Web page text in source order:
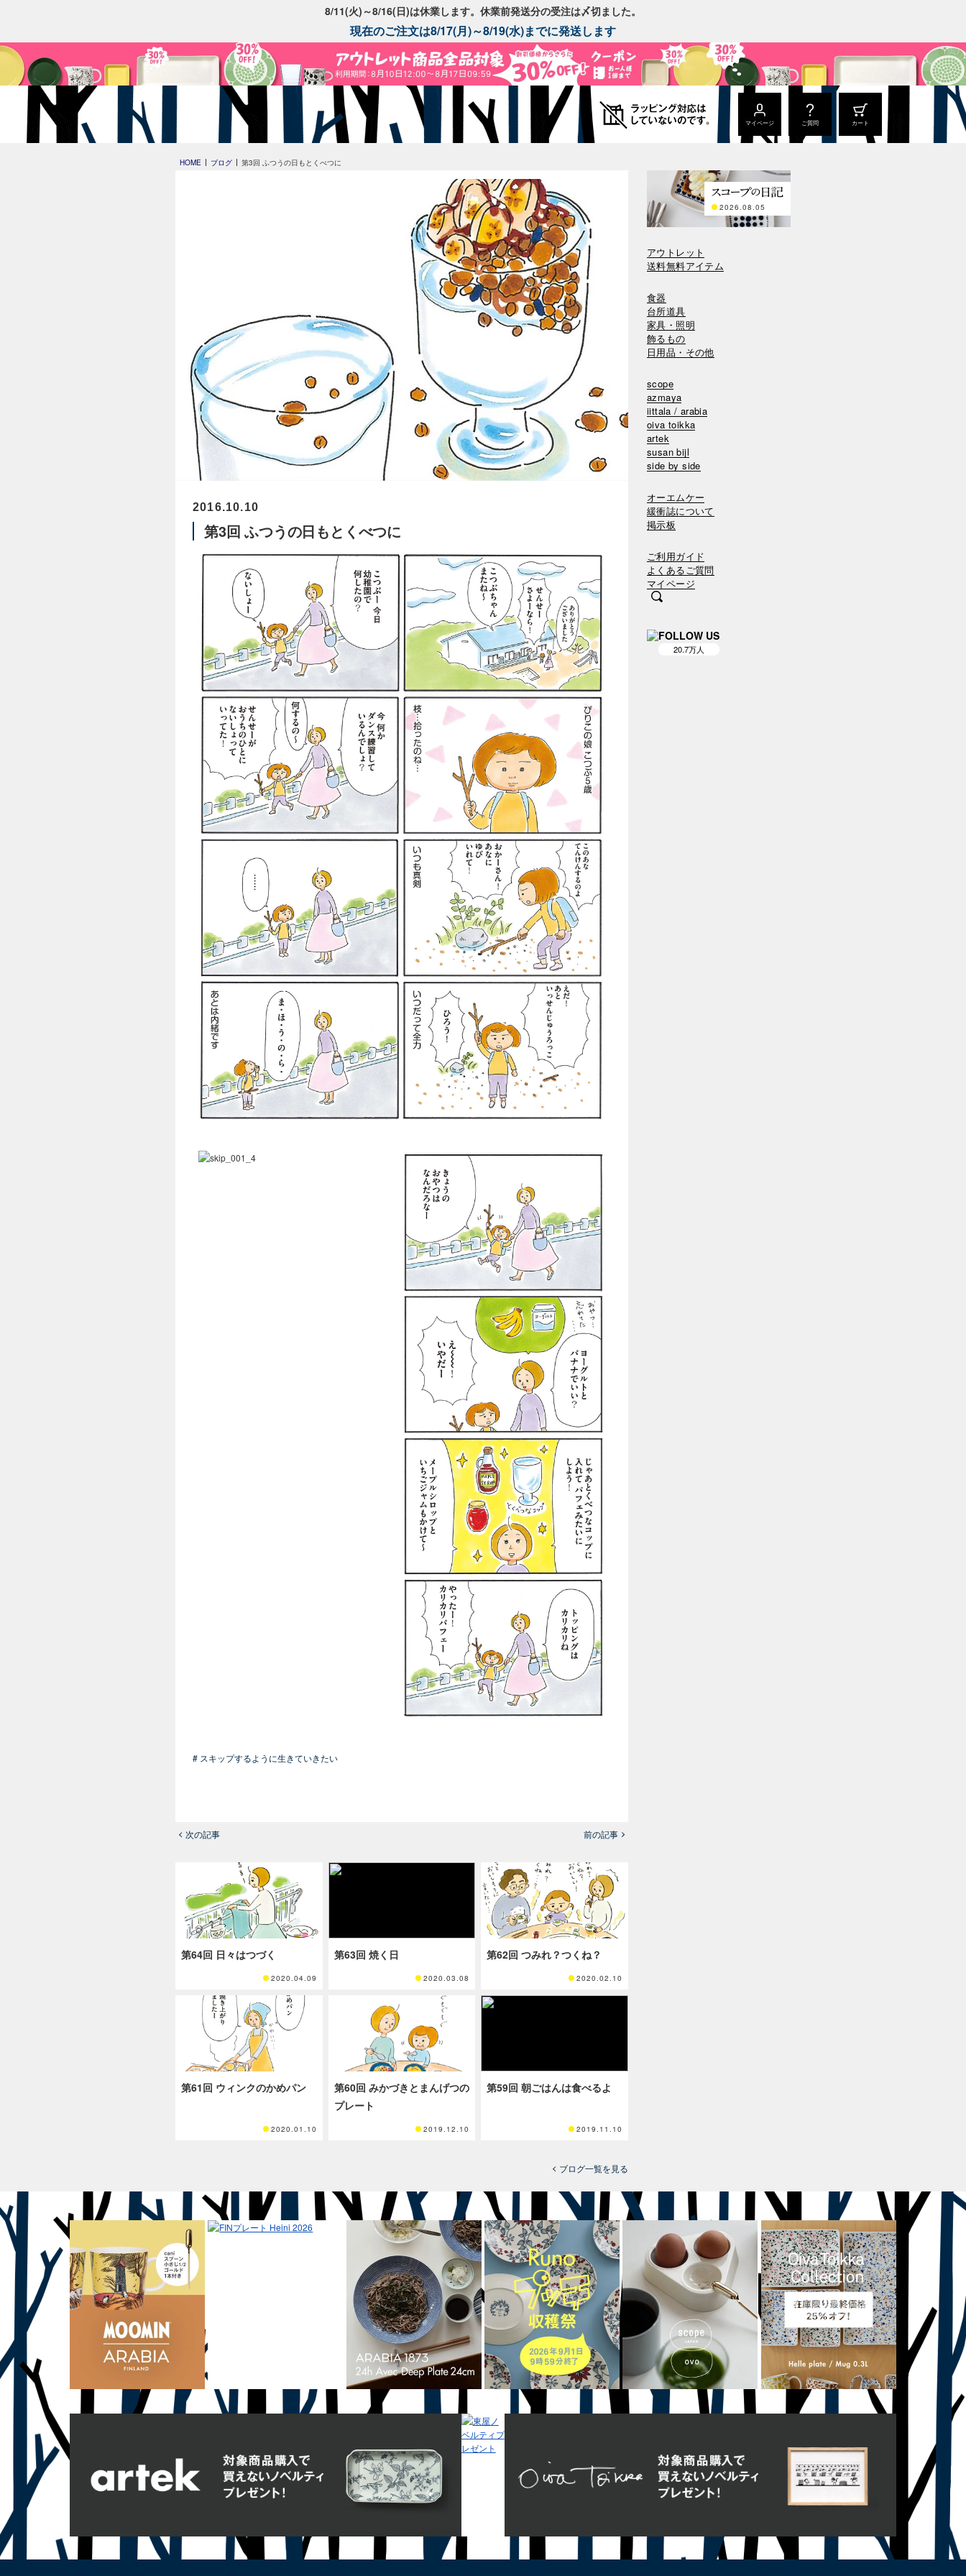
8/11(火)～8/16(日)は休業します。休業前発送分の受注は〆切ました。
現在のご注文は8/17(月)～8/19(水)までに発送します
マイページ ご質問 カート
HOME ブログ 第3回 ふつうの日もとくべつに
2016.10.10
第3回 ふつうの日もとくべつに
# スキップするように生きていきたい
次の記事 前の記事
第64回 日々はつづく
2020.04.09
第63回 焼く日
2020.03.08
第62回 つみれ？つくね？
2020.02.10
第61回 ウィンクのかめパン
2020.01.10
第60回 みかづきとまんげつの
プレート
2019.12.10
第59回 朝ごはんは食べるよ
2019.11.10
ブログ一覧を見る
2026.08.05
アウトレット
送料無料アイテム
食器
台所道具
家具・照明
飾るもの
日用品・その他
scope
azmaya
iittala / arabia
oiva toikka
artek
susan bijl
side by side
オーエムケー
緩衝誌について
掲示板
ご利用ガイド
よくあるご質問
マイページ
FOLLOW US